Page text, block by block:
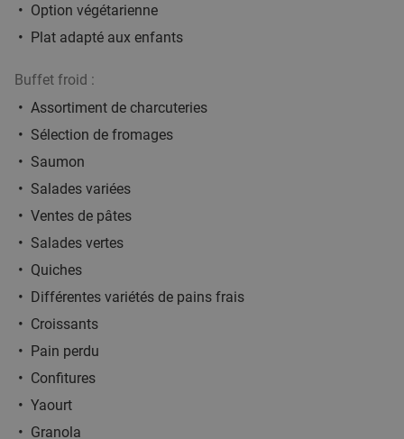
Option végétarienne
Plat adapté aux enfants
Buffet froid :
Assortiment de charcuteries
Sélection de fromages
Saumon
Salades variées
Ventes de pâtes
Salades vertes
Quiches
Différentes variétés de pains frais
Croissants
Pain perdu
Confitures
Yaourt
Granola